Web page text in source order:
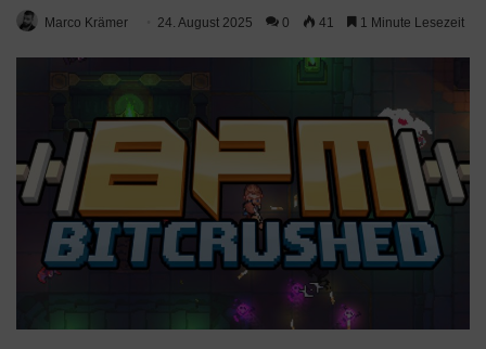
Marco Krämer 24. August 2025 0 41 1 Minute Lesezeit